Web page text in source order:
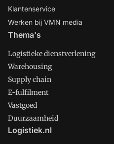
Klantenservice
Werken bij VMN media
Thema's
Logistieke dienstverlening
Warehousing
Supply chain
E-fulfilment
Vastgoed
Duurzaamheid
Logistiek.nl